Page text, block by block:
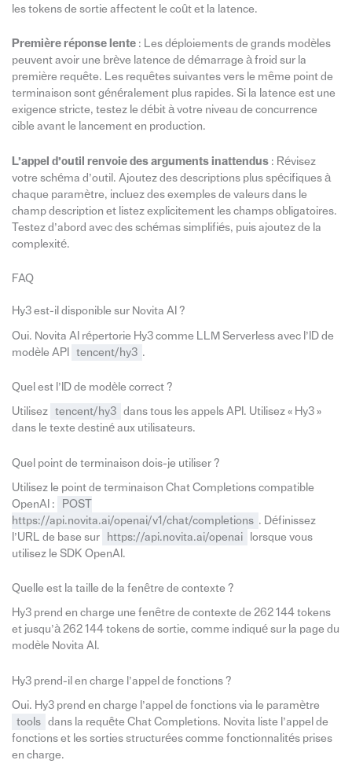
les tokens de sortie affectent le coût et la latence.
Première réponse lente: Les déploiements de grands modèles
peuvent avoir une brève latence de démarrage à froid sur la
première requête. Les requêtes suivantes vers le même point de
terminaison sont généralement plus rapides. Si la latence est une
exigence stricte, testez le débit à votre niveau de concurrence
cible avant le lancement en production.
L’appel d’outil renvoie des arguments inattendus: Révisez
votre schéma d’outil. Ajoutez des descriptions plus spécifiques à
chaque paramètre, incluez des exemples de valeurs dans le
champ description et listez explicitement les champs obligatoires.
Testez d’abord avec des schémas simplifiés, puis ajoutez de la
complexité.
FAQ
Hy3 est-il disponible sur Novita AI ?
Oui. Novita AI répertorie Hy3 comme LLM Serverless avec l’ID de
modèle API
tencent/hy3 .
Quel est l’ID de modèle correct ?
Utilisez tencent/hy3
dans tous les appels API. Utilisez « Hy3 »
dans le texte destiné aux utilisateurs.
Quel point de terminaison dois-je utiliser ?
Utilisez le point de terminaison Chat Completions compatible
OpenAI :
POST
https://api.novita.ai/openai/v1/chat/completions . Définissez
l’URL de base sur
https://api.novita.ai/openai
lorsque vous
utilisez le SDK OpenAI.
Quelle est la taille de la fenêtre de contexte ?
Hy3 prend en charge une fenêtre de contexte de 262 144 tokens
et jusqu’à 262 144 tokens de sortie, comme indiqué sur la page du
modèle Novita AI.
Hy3 prend-il en charge l’appel de fonctions ?
Oui. Hy3 prend en charge l’appel de fonctions via le paramètre
tools
dans la requête Chat Completions. Novita liste l’appel de
fonctions et les sorties structurées comme fonctionnalités prises
en charge.